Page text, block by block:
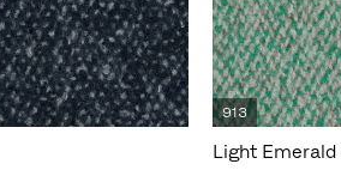
913
Light Emerald